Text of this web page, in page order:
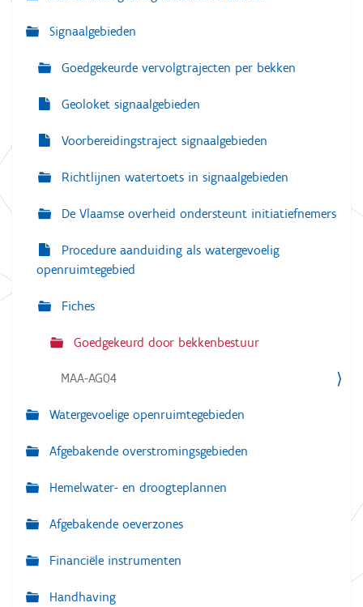
Signaalgebieden
Goedgekeurde vervolgtrajecten per bekken
Geoloket signaalgebieden
Voorbereidingstraject signaalgebieden
Richtlijnen watertoets in signaalgebieden
De Vlaamse overheid ondersteunt initiatiefnemers
Procedure aanduiding als watergevoelig
openruimtegebied
Fiches
Goedgekeurd door bekkenbestuur
MAA-AG04
Watergevoelige openruimtegebieden
Afgebakende overstromingsgebieden
Hemelwater- en droogteplannen
Afgebakende oeverzones
Financiële instrumenten
Handhaving